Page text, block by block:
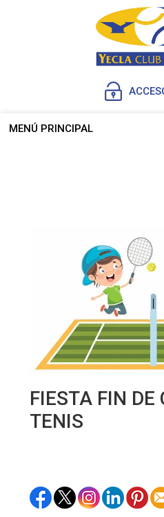
MENÚ PRINCIPAL
FIESTA FIN DE
TENIS